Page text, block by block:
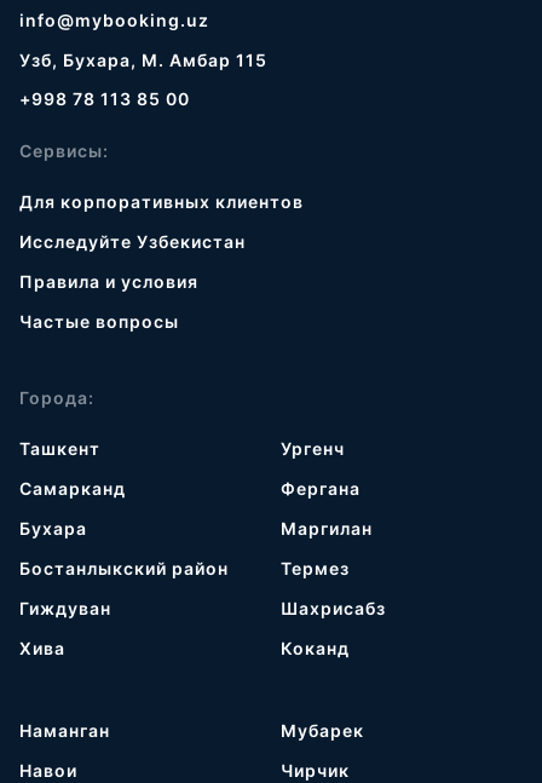
info@mybooking.uz
Узб, Бухара, М. Амбар 115
+998 78 113 85 00
Сервисы:
Для корпоративных клиентов
Исследуйте Узбекистан
Правила и условия
Частые вопросы
Города:
Ташкент
Самарканд
Бухара
Бостанлыкский район
Гиждуван
Хива
Ургенч
Фергана
Маргилан
Термез
Шахрисабз
Коканд
Наманган
Навои
Мубарек
Чирчик